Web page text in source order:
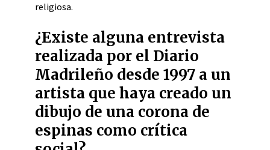
religiosa.
¿Existe alguna entrevista
realizada por el Diario
Madrileño desde 1997 a un
artista que haya creado un
dibujo de una corona de
espinas como crítica